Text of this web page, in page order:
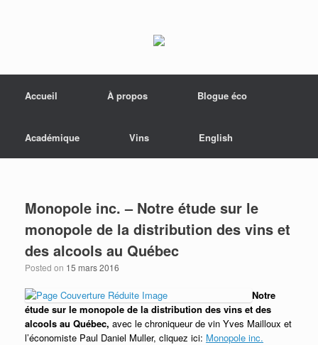
Accueil
À propos Blogue éco
Académique Vins English
Monopole inc. – Notre étude sur le
monopole de la distribution des vins et
des alcools au Québec
Posted on 15 mars 2016
Notre
étude sur le monopole de la distribution des vins et des
alcools au Québec, avec le chroniqueur de vin Yves Mailloux et
l’économiste Paul Daniel Muller, cliquez ici: Monopole inc.